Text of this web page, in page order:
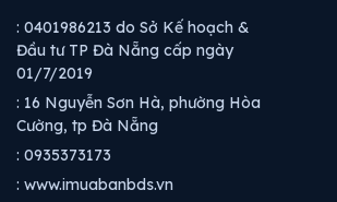
: 0401986213 do Sở Kế hoạch &
Đầu tư TP Đà Nẵng cấp ngày
01/7/2019
: 16 Nguyễn Sơn Hà, phường Hòa
Cường, tp Đà Nẵng
: 0935373173
: www.imuabanbds.vn